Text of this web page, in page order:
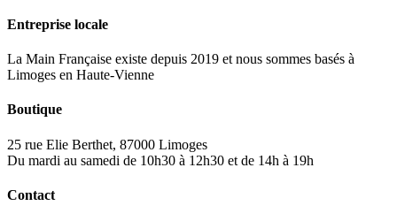
Entreprise locale
La Main Française existe depuis 2019 et nous sommes basés à
Limoges en Haute-Vienne
Boutique
25 rue Elie Berthet, 87000 Limoges
Du mardi au samedi de 10h30 à 12h30 et de 14h à 19h
Contact